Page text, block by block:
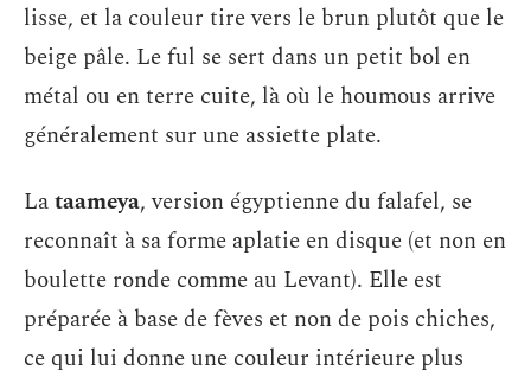
lisse, et la couleur tire vers le brun plutôt que le
beige pâle. Le ful se sert dans un petit bol en
métal ou en terre cuite, là où le houmous arrive
généralement sur une assiette plate.
Lataameya, version égyptienne du falafel, se
reconnaît à sa forme aplatie en disque (et non en
boulette ronde comme au Levant). Elle est
préparée à base de fèves et non de pois chiches,
ce qui lui donne une couleur intérieure plus